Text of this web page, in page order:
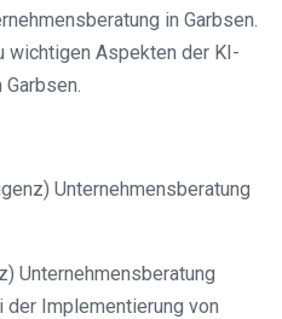
in Garbsen.
wichtigen Aspekten der KI-
Unternehmensberatung
Unternehmensberatung
Implementierung von